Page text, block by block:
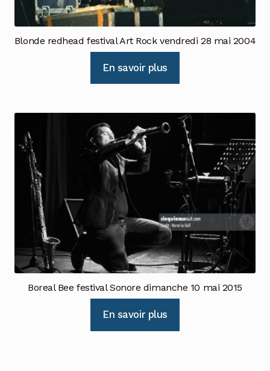
Blonde redhead festival Art Rock vendredi 28 mai 2004
En savoir plus
Boreal Bee festival Sonore dimanche 10 mai 2015
En savoir plus